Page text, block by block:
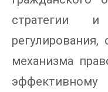
стратегии и
механизма